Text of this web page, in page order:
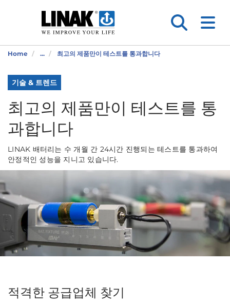
Home ... 최고의 제품만이 테스트를 통과합니다
기술 & 트렌드
최고의 제품만이 테스트를 통
과합니다
LINAK 배터리는 수 개월 간 24시간 진행되는 테스트를 통과하여
안정적인 성능을 지니고 있습니다.
적격한 공급업체 찾기